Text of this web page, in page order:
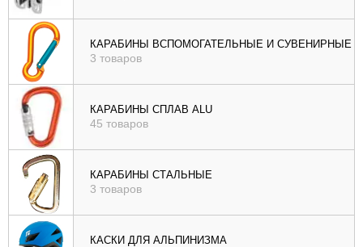
КАРАБИНЫ ВСПОМОГАТЕЛЬНЫЕ И СУВЕНИРНЫЕ
3 товаров
КАРАБИНЫ СПЛАВ ALU
45 товаров
КАРАБИНЫ СТАЛЬНЫЕ
3 товаров
КАСКИ ДЛЯ АЛЬПИНИЗМА